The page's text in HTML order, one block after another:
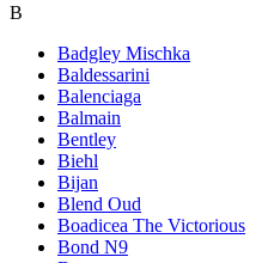
B
Badgley Mischka
Baldessarini
Balenciaga
Balmain
Bentley
Biehl
Bijan
Blend Oud
Boadicea The Victorious
Bond N9